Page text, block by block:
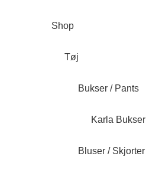
Shop
Tøj
Bukser / Pants
Karla Bukser
Bluser / Skjorter